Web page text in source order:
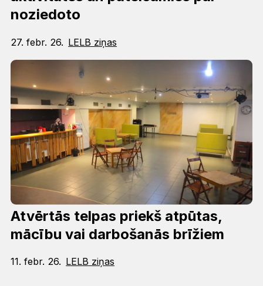
noziedoto
27. febr. 26. LELB ziņas
Atvērtās telpas priekš atpūtas,
mācību vai darbošanās brīžiem
11. febr. 26. LELB ziņas